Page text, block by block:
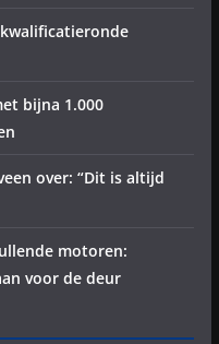
bijna 1.000
over: “Dit is altijd
motoren:
voor de deur